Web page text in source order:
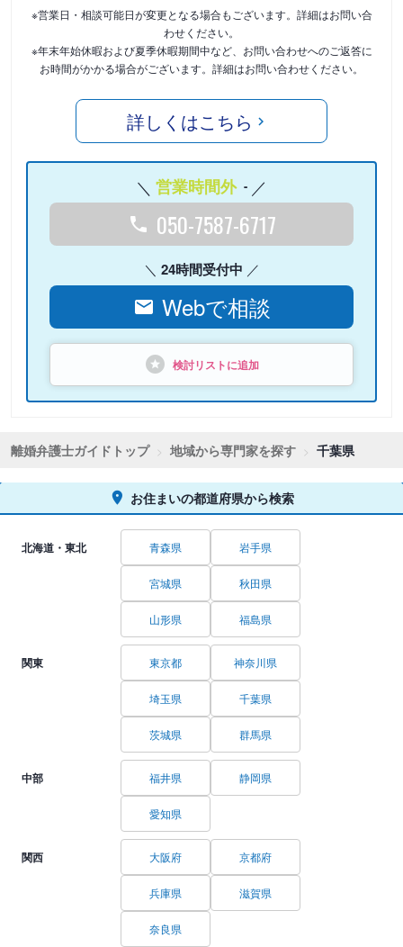
※営業日・相談可能日が変更となる場合もございます。詳細はお問い合
わせください。
※年末年始休暇および夏季休暇期間中など、お問い合わせへのご返答に
お時間がかかる場合がございます。詳細はお問い合わせください。
詳しくはこちら
営業時間外 -
050-7587-6717
24時間受付中
Webで相談
検討リストに追加
離婚弁護士ガイドトップ 地域から専門家を探す 千葉県
お住まいの都道府県から検索
北海道・東北 青森県 岩手県
宮城県 秋田県
山形県 福島県
関東 東京都 神奈川県
埼玉県 千葉県
茨城県 群馬県
中部 福井県 静岡県
愛知県
関西 大阪府 京都府
兵庫県 滋賀県
奈良県